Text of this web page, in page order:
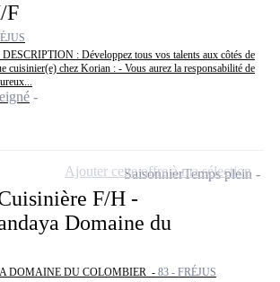
F
: Développez tous vos talents aux côtés de
cuisinier(e) chez Korian : - Vous aurez la responsabilité de
F/H -
Domaine du
DOMAINE DU COLOMBIER - 83 - FRÉJUS
SaisonnierTemps plein
Ajouter cette offre à ma sélection